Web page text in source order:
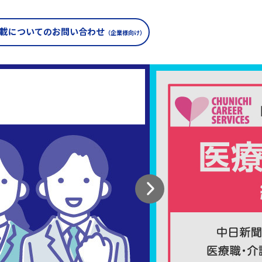
についてのお問い合わせ （企業様向け）